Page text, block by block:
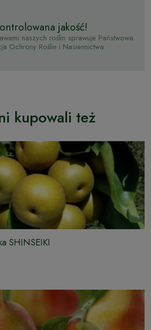
jakość!
naszych roślin sprawuje Państwowa
Ochrony Roślin i Nasiennictwa
kupowali też
SHINSEIKI